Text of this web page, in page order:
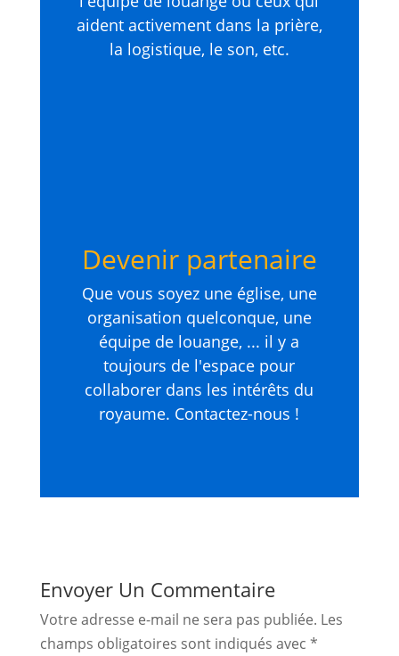
aident activement dans la prière,
la logistique, le son, etc.
Devenir partenaire
Que vous soyez une église, une
organisation quelconque, une
équipe de louange, ... il y a
toujours de l'espace pour
collaborer dans les intérêts du
royaume. Contactez-nous !
Envoyer Un Commentaire
Votre adresse e-mail ne sera pas publiée. Les
champs obligatoires sont indiqués avec *